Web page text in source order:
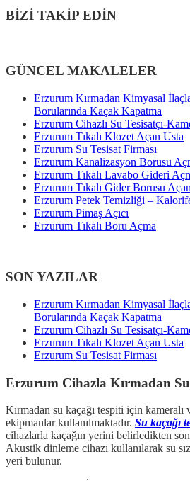
BİZİ TAKİP EDİN
GÜNCEL MAKALELER
Erzurum Kırmadan Kimyasal
Borularında Kaçak Kapatma
Erzurum Cihazlı Su Tesisatçı-
Erzurum Tıkalı Klozet Açan Usta
Erzurum Su Tesisat Firması
Erzurum Kanalizasyon Borusu
Erzurum Tıkalı Lavabo Gideri
Erzurum Tıkalı Gider Borusu
Erzurum Petek Temizliği –
Erzurum Pimaş Açıcı
Erzurum Tıkalı Boru Açma
SON YAZILAR
Erzurum Kırmadan Kimyasal
Borularında Kaçak Kapatma
Erzurum Cihazlı Su Tesisatçı-
Erzurum Tıkalı Klozet Açan Usta
Erzurum Su Tesisat Firması
Erzurum Cihazla Kırmadan Su
Kırmadan su kaçağı tespiti için kameralı
ekipmanlar kullanılmaktadır. Su kaçağı
cihazlarla kaçağın yerini belirledikten
Akustik dinleme cihazı kullanılarak su
yeri bulunur.